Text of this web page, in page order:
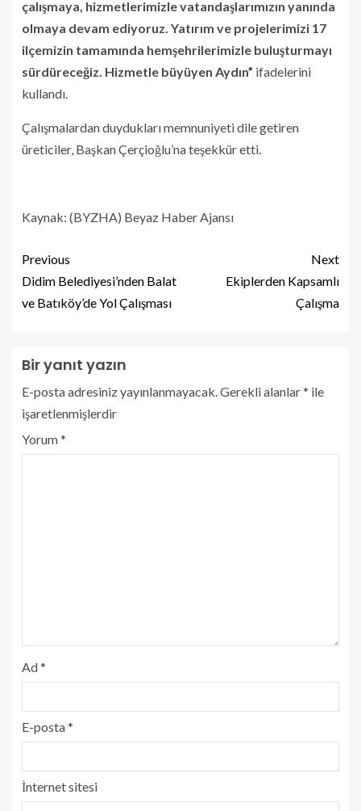
çalışmaya, hizmetlerimizle vatandaşlarımızın yanında
olmaya devam ediyoruz. Yatırım ve projelerimizi 17
ilçemizin tamamında hemşehrilerimizle buluşturmayı
sürdüreceğiz. Hizmetle büyüyen Aydın” ifadelerini
kullandı.
Çalışmalardan duydukları memnuniyeti dile getiren
üreticiler, Başkan Çerçioğlu’na teşekkür etti.
Kaynak: (BYZHA) Beyaz Haber Ajansı
Previous
Didim Belediyesi’nden Balat
ve Batıköy’de Yol Çalışması
Next
Ekiplerden Kapsamlı
Çalışma
Bir yanıt yazın
E-posta adresiniz yayınlanmayacak.Gerekli alanlar* ile
işaretlenmişlerdir
Yorum*
Ad*
E-posta*
İnternet sitesi